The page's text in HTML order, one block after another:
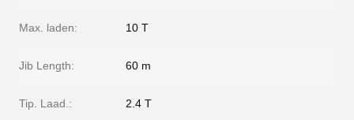
Max. laden: 10 T
Jib Length: 60 m
Tip. Laad.: 2.4 T